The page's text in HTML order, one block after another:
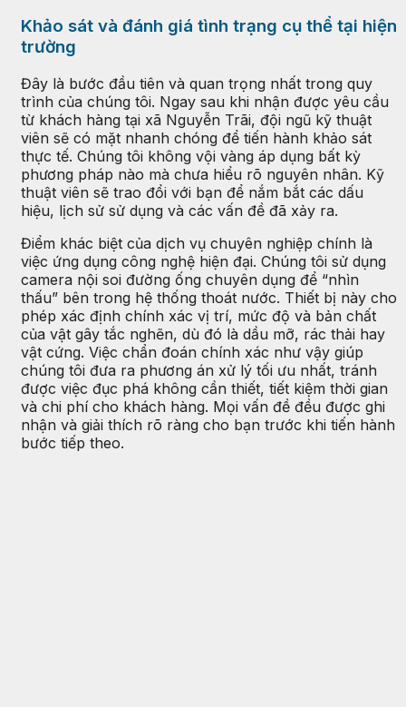
Khảo sát và đánh giá tình trạng cụ thể tại hiện
trường
Đây là bước đầu tiên và quan trọng nhất trong quy
trình của chúng tôi. Ngay sau khi nhận được yêu cầu
từ khách hàng tại xã Nguyễn Trãi, đội ngũ kỹ thuật
viên sẽ có mặt nhanh chóng để tiến hành khảo sát
thực tế. Chúng tôi không vội vàng áp dụng bất kỳ
phương pháp nào mà chưa hiểu rõ nguyên nhân. Kỹ
thuật viên sẽ trao đổi với bạn để nắm bắt các dấu
hiệu, lịch sử sử dụng và các vấn đề đã xảy ra.
Điểm khác biệt của dịch vụ chuyên nghiệp chính là
việc ứng dụng công nghệ hiện đại. Chúng tôi sử dụng
camera nội soi đường ống chuyên dụng để “nhìn
thấu” bên trong hệ thống thoát nước. Thiết bị này cho
phép xác định chính xác vị trí, mức độ và bản chất
của vật gây tắc nghẽn, dù đó là dầu mỡ, rác thải hay
vật cứng. Việc chẩn đoán chính xác như vậy giúp
chúng tôi đưa ra phương án xử lý tối ưu nhất, tránh
được việc đục phá không cần thiết, tiết kiệm thời gian
và chi phí cho khách hàng. Mọi vấn đề đều được ghi
nhận và giải thích rõ ràng cho bạn trước khi tiến hành
bước tiếp theo.